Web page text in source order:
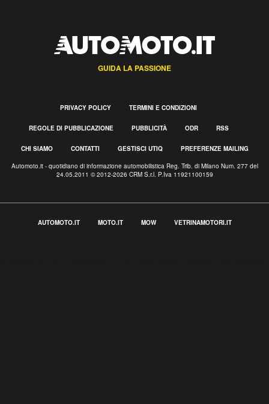
GUIDA LA PASSIONE
PRIVACY POLICY TERMINI E CONDIZIONI
REGOLE DI PUBBLICAZIONE PUBBLICITÀ ODR RSS
CHI SIAMO CONTATTI GESTISCI UTIQ PREFERENZE MAILING
Automoto.it - quotidiano di informazione automobilistica Reg. Trib. di Milano Num. 277 del
24.05.2011 © 2012-2026 CRM S.r.l. P.Iva 11921100159
AUTOMOTO.IT MOTO.IT MOW VETRINAMOTORI.IT